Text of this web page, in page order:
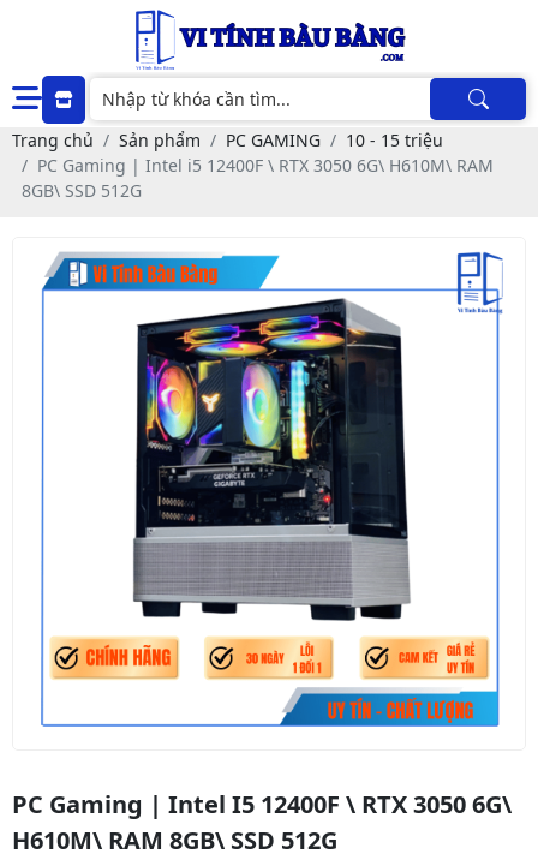
Trang chủ Sản phẩm PC GAMING
10 - 15 triệu
PC Gaming | Intel i5 12400F \ RTX 3050 6G\ H610M\ RAM
8GB\ SSD 512G
PC Gaming | Intel I5 12400F \ RTX 3050 6G\
H610M\ RAM 8GB\ SSD 512G